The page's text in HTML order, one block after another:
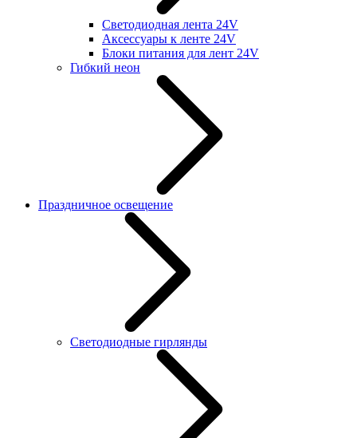
Светодиодная лента 24V
Аксессуары к ленте 24V
Блоки питания для лент 24V
Гибкий неон
Праздничное освещение
Светодиодные гирлянды